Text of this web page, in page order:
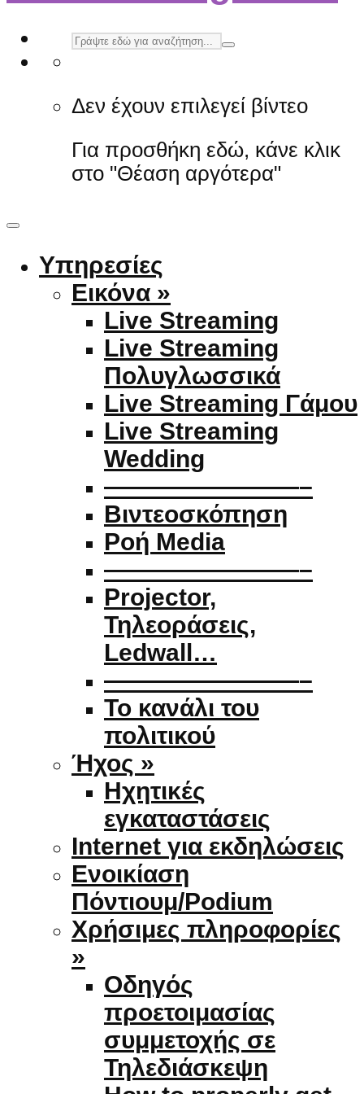
Δεν έχουν επιλεγεί βίντεο
Για προσθήκη εδώ, κάνε κλικ
στο "Θέαση αργότερα"
Υπηρεσίες
Εικόνα »
Live Streaming
Live Streaming
Πολυγλωσσικά
Live Streaming Γάμου
Live Streaming
Wedding
————————–
Βιντεοσκόπηση
Ροή Media
————————–
Projector,
Τηλεοράσεις,
Ledwall…
————————–
Το κανάλι του
πολιτικού
Ήχος »
Ηχητικές
εγκαταστάσεις
Internet για εκδηλώσεις
Ενοικίαση
Πόντιουμ/Podium
Χρήσιμες πληροφορίες
»
Οδηγός
προετοιμασίας
συμμετοχής σε
Τηλεδιάσκεψη